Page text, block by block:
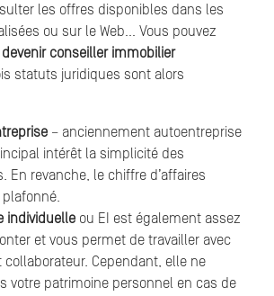
les offres disponibles dans les
ou sur le Web… Vous pouvez
devenir conseiller immobilier
statuts juridiques sont alors
– anciennement autoentreprise
intérêt la simplicité des
En revanche, le chiffre d’affaires
individuelle ou EI est également assez
et vous permet de travailler avec
collaborateur. Cependant, elle ne
votre patrimoine personnel en cas de